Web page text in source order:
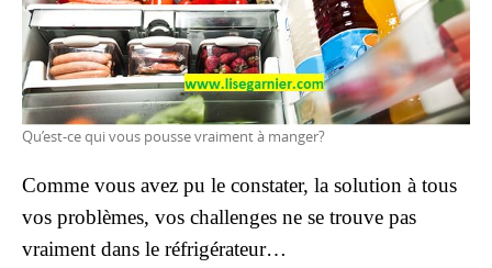
Qu’est-ce qui vous pousse vraiment à manger?
Comme vous avez pu le constater, la solution à tous
vos problèmes, vos challenges ne se trouve pas
vraiment dans le réfrigérateur…